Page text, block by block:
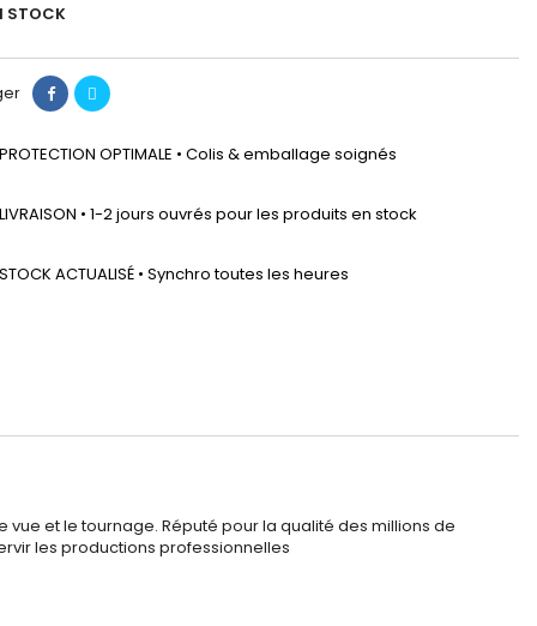
STOCK
PROTECTION OPTIMALE • Colis & emballage soignés
LIVRAISON • 1-2 jours ouvrés pour les produits en stock
STOCK ACTUALISÉ • Synchro toutes les heures
et le tournage. Réputé pour la qualité des millions de
les productions professionnelles